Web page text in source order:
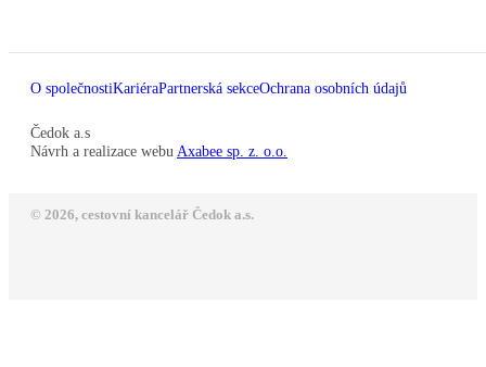
O společnostiKariéraPartnerská sekceOchrana osobních údajů
Čedok a.s
Návrh a realizace webu Axabee sp. z. o.o.
© 2026, cestovní kancelář Čedok a.s.